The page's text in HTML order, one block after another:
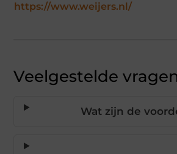
https://www.weijers.nl/
Veelgestelde
Wat zijn de